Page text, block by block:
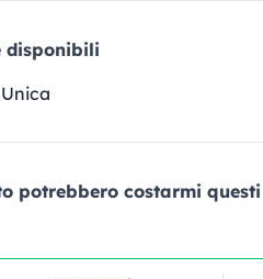
disponibili
potrebbero costarmi